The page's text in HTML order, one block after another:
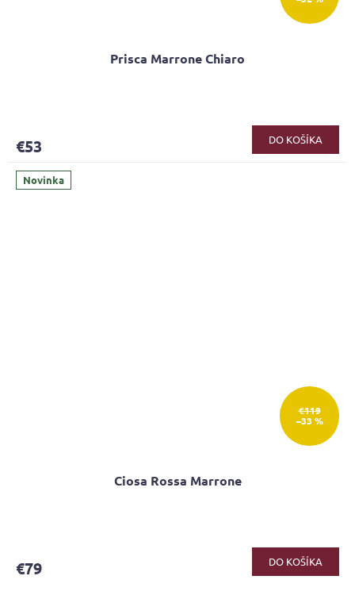
Prisca Marrone Chiaro
je
5
€53 DO KOŠÍKA
Novinka
€119
–33 %
Ciosa Rossa Marrone
€79 DO KOŠÍKA